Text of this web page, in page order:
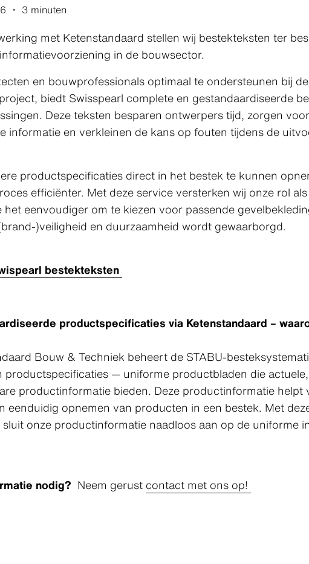
・ 3 minuten
met Ketenstandaard stellen wij bestekteksten ter
in de bouwsector.
en bouwprofessionals optimaal te ondersteunen bij
biedt Swisspearl complete en gestandaardiseerde
Deze teksten besparen ontwerpers tijd, zorgen
informatie en verkleinen de kans op fouten tijdens de
productspecificaties direct in het bestek te kunnen
efficiënter. Met deze service versterken wij onze rol
het eenvoudiger om te kiezen voor passende
)veiligheid en duurzaamheid wordt gewaarborgd.
bestekteksten
productspecificaties via Ketenstandaard –
Bouw & Techniek beheert de STABU-
productspecificaties — uniforme productbladen die
productinformatie bieden. Deze productinformatie
eenduidig opnemen van producten in een bestek. Met
sluit onze productinformatie naadloos aan op de uniforme
nodig? Neem gerust contact met ons op!